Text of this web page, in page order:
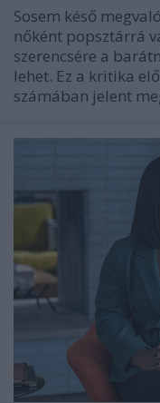
Sosem késő
nőként popsztárrá
szerencsére a
lehet. Ez a kritika
számában jelent